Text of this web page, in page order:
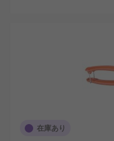
在庫あり